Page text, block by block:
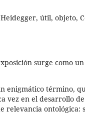
Heidegger, útil, objeto,
surge como
enigmático término,
vez en el desarrollo
relevancia ontológica: